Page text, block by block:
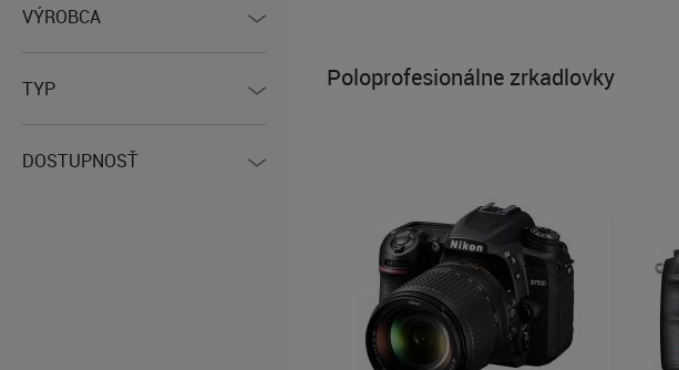
Poloprofesionálne zrkadlovky
VÝROBCA
TYP
DOSTUPNOSŤ